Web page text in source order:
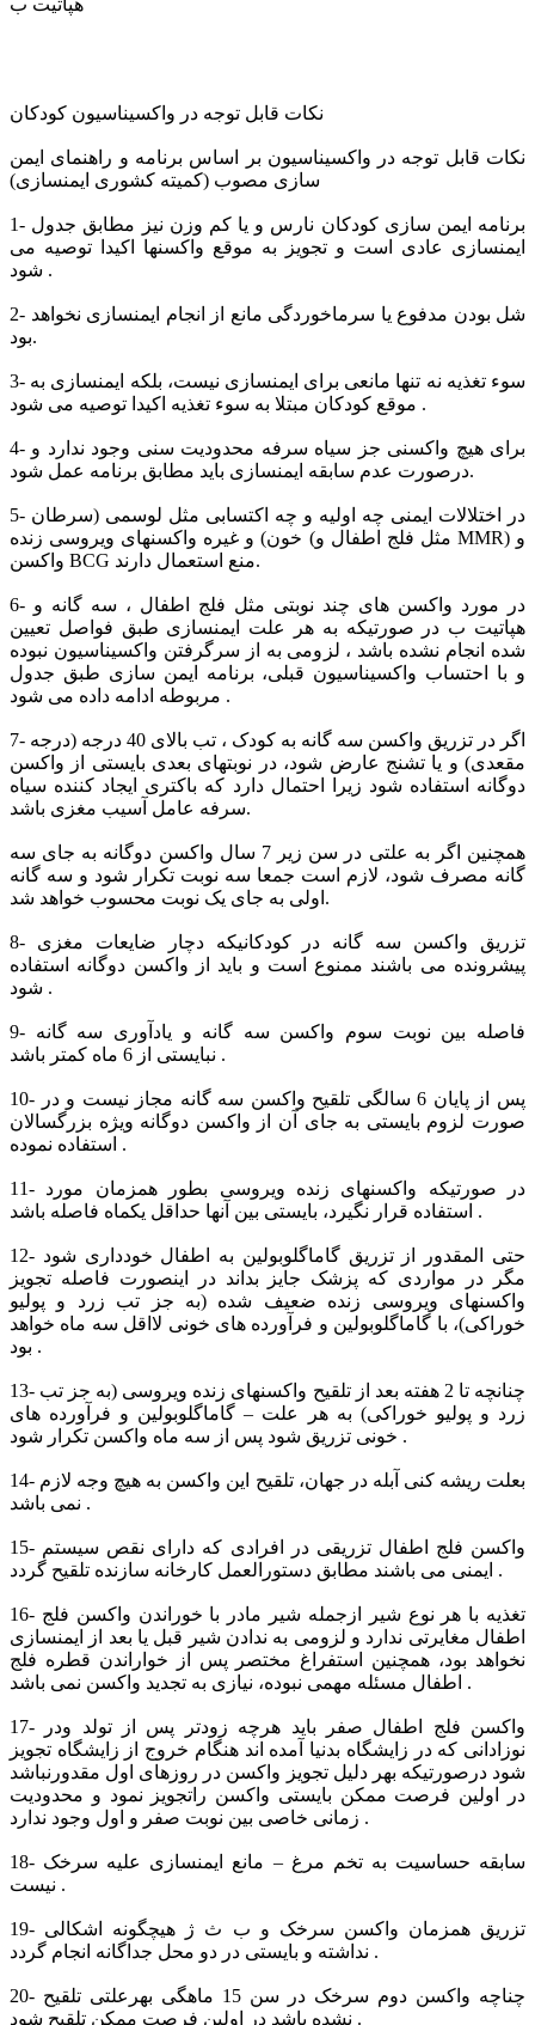
هپاتيت ب
نكات قابل توجه در واكسیناسیون كودكان
نکات قابل توجه در واکسیناسیون بر اساس برنامه و راهنمای ایمن
سازی مصوب (کمیته کشوری ایمنسازی)
1- برنامه ایمن سازی کودکان نارس و یا کم وزن نیز مطابق جدول
ایمنسازی عادی است و تجویز به موقع واکسنها اکیدا توصیه می
شود .
2- شل بودن مدفوع یا سرماخوردگی مانع از انجام ایمنسازی نخواهد
بود.
3- سوء تغذیه نه تنها مانعی برای ایمنسازی نیست، بلکه ایمنسازی به
موقع کودکان مبتلا به سوء تغذیه اکیدا توصیه می شود .
4- برای هیچ واکسنی جز سیاه سرفه محدودیت سنی وجود ندارد و
درصورت عدم سابقه ایمنسازی باید مطابق برنامه عمل شود.
5- در اختلالات ایمنی چه اولیه و چه اکتسابی مثل لوسمی (سرطان
خون) و غیره واکسنهای ویروسی زنده (مثل فلج اطفال و MMR) و
واکسن BCG منع استعمال دارند.
6- در مورد واکسن های چند نوبتی مثل فلج اطفال ، سه گانه و
هپاتیت ب در صورتیکه به هر علت ایمنسازی طبق فواصل تعیین
شده انجام نشده باشد ، لزومی به از سرگرفتن واکسیناسیون نبوده
و با احتساب واکسیناسیون قبلی، برنامه ایمن سازی طبق جدول
مربوطه ادامه داده می شود .
7- اگر در تزریق واکسن سه گانه به کودک ، تب بالای 40 درجه (درجه
مقعدی) و یا تشنج عارض شود، در نوبتهای بعدی بایستی از واکسن
دوگانه استفاده شود زیرا احتمال دارد که باکتری ایجاد کننده سیاه
سرفه عامل آسیب مغزی باشد.
همچنین اگر به علتی در سن زیر 7 سال واکسن دوگانه به جای سه
گانه مصرف شود، لازم است جمعا سه نوبت تکرار شود و سه گانه
اولی به جای یک نوبت محسوب خواهد شد.
8- تزریق واکسن سه گانه در کودکانیکه دچار ضایعات مغزی
پیشرونده می باشند ممنوع است و باید از واکسن دوگانه استفاده
شود .
9- فاصله بین نوبت سوم واکسن سه گانه و یادآوری سه گانه
نبایستی از 6 ماه کمتر باشد .
10- پس از پایان 6 سالگی تلقیح واکسن سه گانه مجاز نیست و در
صورت لزوم بایستی به جای آن از واکسن دوگانه ویژه بزرگسالان
استفاده نموده .
11- در صورتیکه واکسنهای زنده ویروسی بطور همزمان مورد
استفاده قرار نگیرد، بایستی بین آنها حداقل یکماه فاصله باشد .
12- حتی المقدور از تزریق گاماگلوبولین به اطفال خودداری شود
مگر در مواردی که پزشک جایز بداند در اینصورت فاصله تجویز
واکسنهای ویروسی زنده ضعیف شده (به جز تب زرد و پولیو
خوراکی)، با گاماگلوبولین و فرآورده های خونی لااقل سه ماه خواهد
بود .
13- چنانچه تا 2 هفته بعد از تلقیح واکسنهای زنده ویروسی (به جز تب
زرد و پولیو خوراکی) به هر علت – گاماگلوبولین و فرآورده های
خونی تزریق شود پس از سه ماه واکسن تکرار شود .
14- بعلت ریشه کنی آبله در جهان، تلقیح این واکسن به هیچ وجه لازم
نمی باشد .
15- واکسن فلج اطفال تزریقی در افرادی که دارای نقص سیستم
ایمنی می باشند مطابق دستورالعمل کارخانه سازنده تلقیح گردد .
16- تغذیه با هر نوع شیر ازجمله شیر مادر با خوراندن واکسن فلج
اطفال مغایرتی ندارد و لزومی به ندادن شیر قبل یا بعد از ایمنسازی
نخواهد بود، همچنین استفراغ مختصر پس از خواراندن قطره فلج
اطفال مسئله مهمی نبوده، نیازی به تجدید واکسن نمی باشد .
17- واکسن فلج اطفال صفر باید هرچه زودتر پس از تولد ودر
نوزادانی که در زایشگاه بدنیا آمده اند هنگام خروج از زایشگاه تجویز
شود درصورتیکه بهر دلیل تجویز واکسن در روزهای اول مقدورنباشد
در اولین فرصت ممکن بایستی واکسن راتجویز نمود و محدودیت
زمانی خاصی بین نوبت صفر و اول وجود ندارد .
18- سابقه حساسیت به تخم مرغ – مانع ایمنسازی علیه سرخک
نیست .
19- تزریق همزمان واکسن سرخک و ب ث ژ هیچگونه اشکالی
نداشته و بایستی در دو محل جداگانه انجام گردد .
20- چناچه واکسن دوم سرخک در سن 15 ماهگی بهرعلتی تلقیح
نشده باشد در اولین فرصت ممکن تلقیح شود .